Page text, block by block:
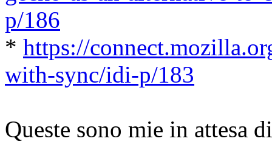
p/186
* https://
with-sync/idi-p/183
Queste sono mie in attesa